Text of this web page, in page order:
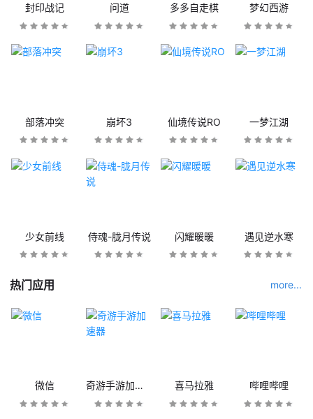
封印战记 问道 多多自走棋 梦幻西游
部落冲突 崩坏3 仙境传说RO 一梦江湖
少女前线 侍魂-胧月传说 闪耀暖暖 遇见逆水寒
热门应用 more...
微信 奇游手游加速器 喜马拉雅 哔哩哔哩